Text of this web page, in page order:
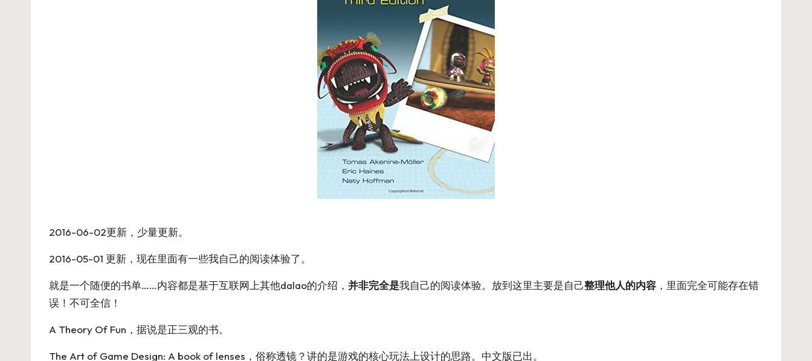
2016-06-02更新，少量更新。
2016-05-01 更新，现在里面有一些我自己的阅读体验了。
就是一个随便的书单……内容都是基于互联网上其他dalao的介绍， 并非完全是我自己的阅读体验。放到这里主要是自己整理他人的内容 ，里面完全可能存在错
误！不可全信！
A Theory Of Fun ，据说是正三观的书。
The Art of Game Design: A book of lenses ，俗称透镜？讲的是游戏的核心玩法上设计的思路。中文版已出。